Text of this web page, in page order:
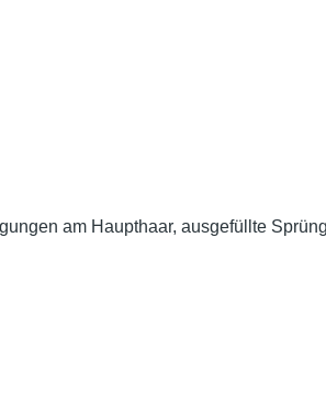
am Haupthaar, ausgefüllte